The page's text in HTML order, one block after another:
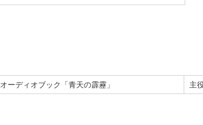
オーディオブック「青天の霹靂」 主